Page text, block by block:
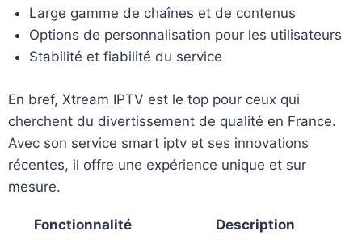
Large gamme de chaînes et de contenus
Options de personnalisation pour les utilisateurs
Stabilité et fiabilité du service
En bref, Xtream IPTV est le top pour ceux qui
cherchent du divertissement de qualité en France.
Avec son service smart iptv et ses innovations
récentes, il offre une expérience unique et sur
mesure.
Fonctionnalité
Description